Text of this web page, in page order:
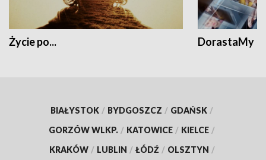
Życie po... DorastaMy
BIAŁYSTOK / BYDGOSZCZ / GDAŃSK /
GORZÓW WLKP. / KATOWICE / KIELCE /
KRAKÓW / LUBLIN / ŁÓDŹ / OLSZTYN /